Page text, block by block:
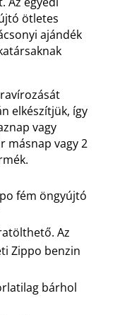
ötletes
ajándék
elkészítjük, így
vagy
másnap vagy 2
fém öngyújtó
Az
Zippo benzin
bárhol